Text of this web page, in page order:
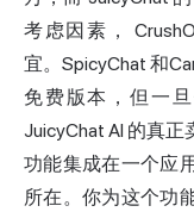
考虑因素，
宜。SpicyChat 和
免费版本，但一
JuicyChat AI 的真
功能集成在一个应
所在。你为这个功